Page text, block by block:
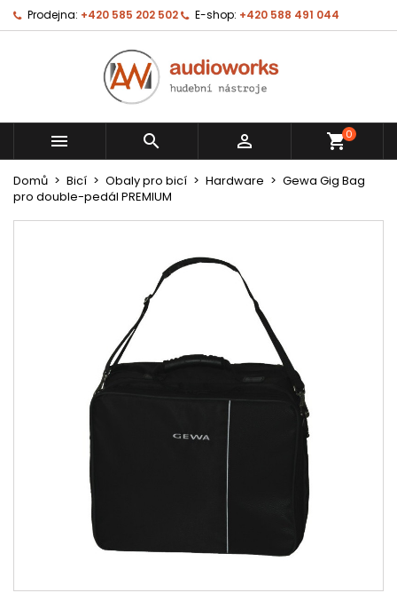
Prodejna: +420 585 202 502 E-shop: +420 588 491 044
   shopping_cart0
Domů Bicí Obaly pro bicí Hardware
Gewa Gig Bag
pro double-pedál PREMIUM